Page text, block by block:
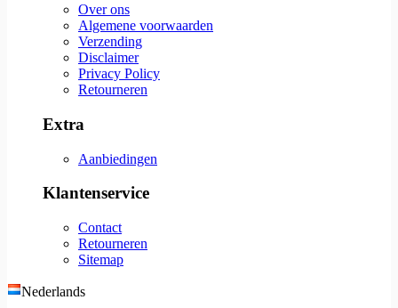
Over ons
Algemene voorwaarden
Verzending
Disclaimer
Privacy Policy
Retourneren
Extra
Aanbiedingen
Klantenservice
Contact
Retourneren
Sitemap
Nederlands